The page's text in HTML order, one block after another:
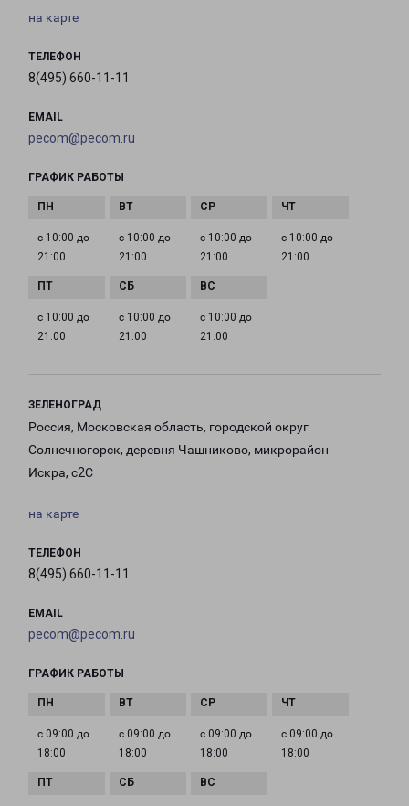
на карте
ТЕЛЕФОН
8(495) 660-11-11
EMAIL
pecom@pecom.ru
ГРАФИК РАБОТЫ
с 10:00 до
21:00
с 10:00 до
21:00
с 10:00 до
21:00
с 10:00 до
21:00
с 10:00 до
21:00
с 10:00 до
21:00
с 10:00 до
21:00
ЗЕЛЕНОГРАД
Россия, Московская область, городской округ
Солнечногорск, деревня Чашниково, микрорайон
Искра, с2С
на карте
ТЕЛЕФОН
8(495) 660-11-11
EMAIL
pecom@pecom.ru
ГРАФИК РАБОТЫ
с 09:00 до
18:00
с 09:00 до
18:00
с 09:00 до
18:00
с 09:00 до
18:00